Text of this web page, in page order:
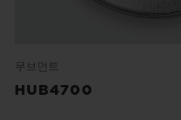
무브먼트
HUB4700